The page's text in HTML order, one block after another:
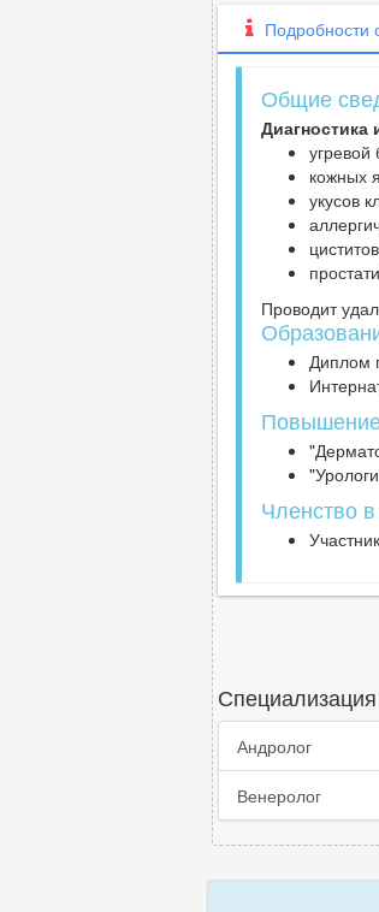
Подробности
Общие
Диагностика
угревой
кожных
укусов
Проводит
Диплом
Членство
Андролог
Венеролог